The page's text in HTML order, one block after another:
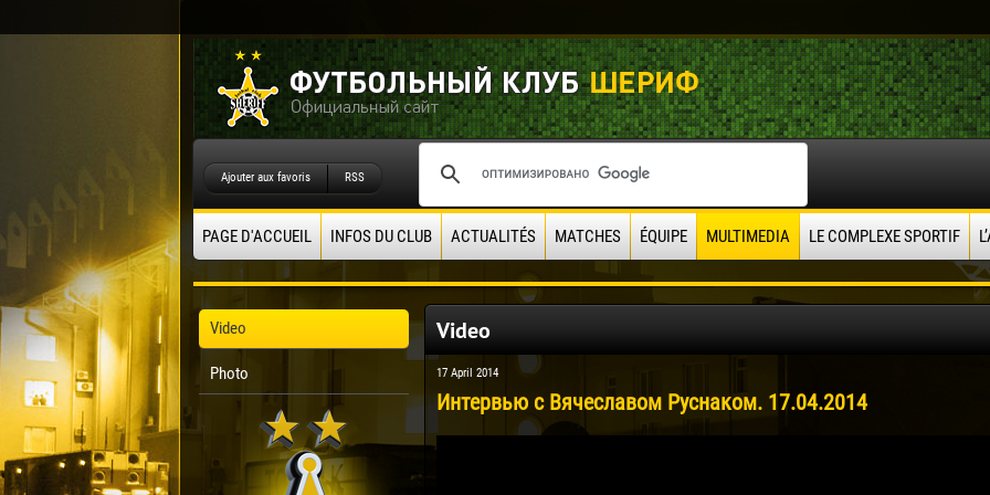
Ajouter aux favoris RSS
PAGE D'ACCUEIL INFOS DU CLUB ACTUALITÉS MATCHES ÉQUIPE MULTIMEDIA LE COMPLEXE SPORTIF
Video
Photo
Video
17 April 2014
Интервью с Вячеславом Руснаком. 17.04.2014